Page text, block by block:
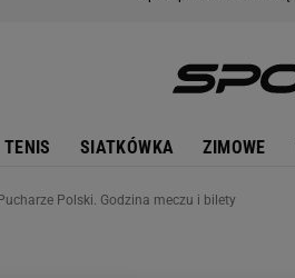
TENIS SIATKÓWKA ZIMOWE
Polski. Godzina meczu i bilety